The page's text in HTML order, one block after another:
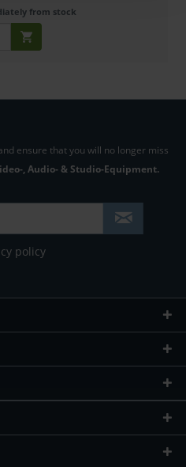
from stock
ensure that you will no longer miss
, Audio- & Studio-Equipment.
policy